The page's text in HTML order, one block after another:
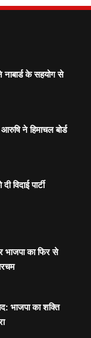
के सहयोग से
ने हिमाचल बोर्ड
पार्टी
भाजपा का फिर से
भाजपा का शक्ति